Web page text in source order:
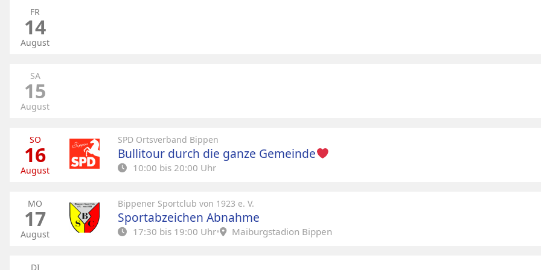
FR
14
August
SA
15
August
SO
16
August
SPD Ortsverband Bippen
Bullitour durch die ganze Gemeinde
10:00 bis 20:00 Uhr
Auch in diesem Jahr heißt es wieder: Bullitour durch unsere Ortsteile!
Sonntag, 16.08.2026 | ab 10:00 Uhr
An insgesamt 9 Stationen machen wir Halt, um mit euch ins Gespräch zu kommen. Ob Ideen,
MO
17
August
Bippener Sportclub von 1923 e. V.
Sportabzeichen Abnahme
17:30 bis 19:00 Uhr• Maiburgstadion Bippen
DI